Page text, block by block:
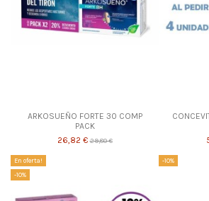
ARKOSUEÑO FORTE 30 COMP
PACK
26,82 €29,80 €
En oferta!
-10%
-10%